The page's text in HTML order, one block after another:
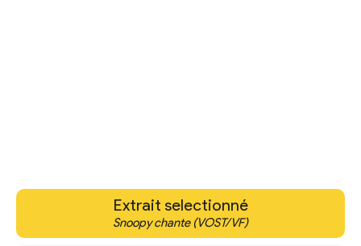
Extrait selectionné
Snoopy chante (VOST/VF)